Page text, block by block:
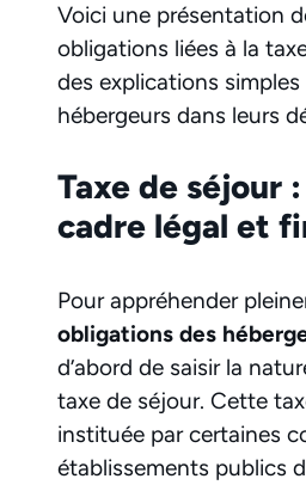
Voici une présentation
obligations liées à la
des explications
hébergeurs dans leurs
Taxe de séjour
cadre légal et
Pour appréhender
obligations des
d’abord de saisir la
taxe de séjour. Cette
instituée par certaines
établissements publics